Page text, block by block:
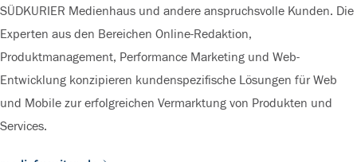
SÜDKURIER Medienhaus und andere anspruchsvolle Kunden. Die
Experten aus den Bereichen Online-Redaktion,
Produktmanagement, Performance Marketing und Web-
Entwicklung konzipieren kundenspezifische Lösungen für Web
und Mobile zur erfolgreichen Vermarktung von Produkten und
Services.